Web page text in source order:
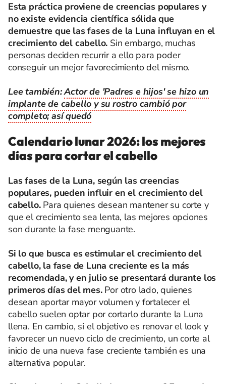
Esta práctica proviene de creencias populares y
no existe evidencia científica sólida que
demuestre que las fases de la Luna influyan en el
crecimiento del cabello. Sin embargo, muchas
personas deciden recurrir a ello para poder
conseguir un mejor favorecimiento del mismo.
Lee también:Actor de 'Padres e hijos' se hizo un
implante de cabello y su rostro cambió por
completo; así quedó
Calendario lunar 2026: los mejores
días para cortar el cabello
Las fases de la Luna, según las creencias
populares, pueden influir en el crecimiento del
cabello. Para quienes desean mantener su corte y
que el crecimiento sea lenta, las mejores opciones
son durante la fase menguante.
Si lo que busca es estimular el crecimiento del
cabello, la fase de Luna creciente es la más
recomendada, y en julio se presentará durante los
primeros días del mes.Por otro lado, quienes
desean aportar mayor volumen y fortalecer el
cabello suelen optar por cortarlo durante la Luna
llena. En cambio, si el objetivo es renovar el look y
favorecer un nuevo ciclo de crecimiento, un corte al
inicio de una nueva fase creciente también es una
alternativa popular.